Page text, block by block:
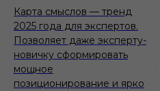
Карта смыслов — тренд
2025 года для экспертов.
Позволяет даже эксперту-
новичку сформировать
мощное
позиционирование и ярко